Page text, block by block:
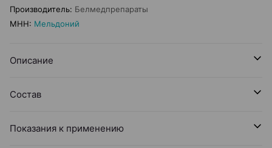
Производитель: Белмедпрепараты
МНН: Мельдоний
Описание
Состав
Показания к применению